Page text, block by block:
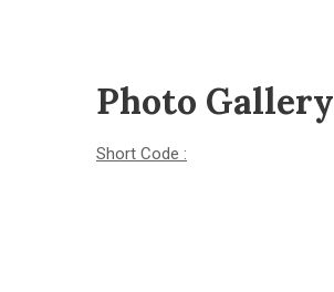
Photo Gallery
Short Code :